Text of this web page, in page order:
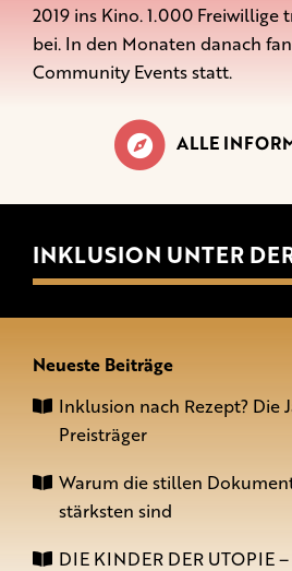
2019 ins Kino. 1.000 Freiwillige
bei. In den Monaten danach
Community Events statt.
ALLE
INKLUSION UNTER
Neueste Beiträge
Inklusion nach Rezept? Die
Preisträger
Warum die stillen
stärksten sind
DIE KINDER DER UTOPIE